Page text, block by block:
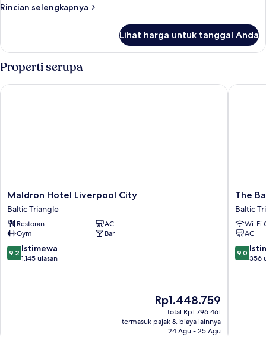
Tidur
Rincian selengkapnya
Rincian
Kamar
2
Tidur
Lihat harga untuk tanggal Anda
Properti serupa
Maldron
Hotel
Liverpool
City
Baltic
Triangle
Maldron Hotel Liverpool City
Baltic Triangle
Restoran
AC
Gym
Bar
9.2
dari
9,2 Istimewa
1.145 ulasan
Harga
sekarang
Rp1.448.759
Rp1.448.759
total Rp1.796.461
termasuk pajak & biaya lainnya
24 Agu - 25 Agu
Maldron Hotel Liverpool City
The
Baltic
Hotel
Baltic
Triangle
The
Baltic
Wi-Fi
AC
9.0
dari
9,0
356
The